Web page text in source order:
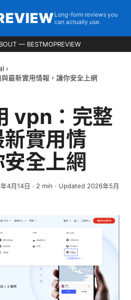
Long-form reviews you
can actually use.
— BESTMOPREVIEW
›
最新實用情報，讓你安全上網
vpn：完整
實用情
全上網
4月14日 · 2 min · Updated 2026年5月